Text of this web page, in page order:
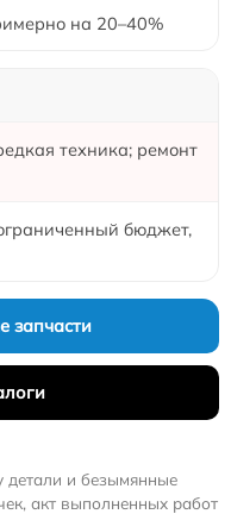
на 20–40%
техника; ремонт
бюджет,
запчасти
детали и безымянные
акт выполненных работ